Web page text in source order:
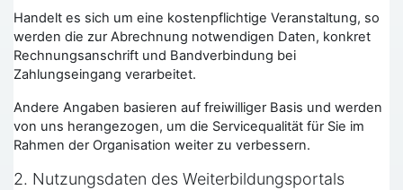
Handelt es sich um eine kostenpflichtige Veranstaltung, so
werden die zur Abrechnung notwendigen Daten, konkret
Rechnungsanschrift und Bandverbindung bei
Zahlungseingang verarbeitet.
Andere Angaben basieren auf freiwilliger Basis und werden
von uns herangezogen, um die Servicequalität für Sie im
Rahmen der Organisation weiter zu verbessern.
2. Nutzungsdaten des Weiterbildungsportals